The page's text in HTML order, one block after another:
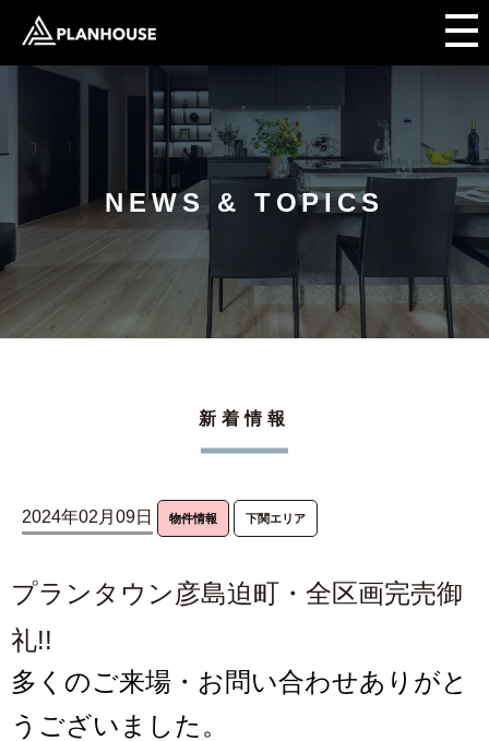
NEWS & TOPICS
新着情報
2024年02月09日 物件情報 下関エリア
プランタウン彦島迫町・全区画完売御
礼!!
多くのご来場・お問い合わせありがと
うございました。